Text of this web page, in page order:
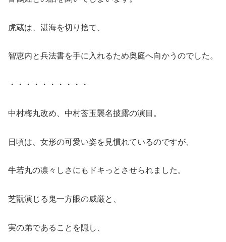
虎蔵は、湛海を切り捨て、
智恵内と兵法書を手に入れるため奥庭へ向かうのでした。
・・・・・・・・・・
中村梅丸改め、中村莟玉襲名披露の演目。
日頃は、女形の可愛い姿を見慣れているのですが、
牛若丸の凛々しさにもドキっとさせられました。
芝翫演じる鬼一方眼の威厳と、
実の弟であることを隠し、